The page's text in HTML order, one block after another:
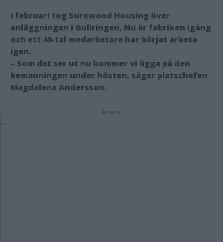
I februari tog Surewood Housing över
anläggningen i Gullringen. Nu är fabriken igång
och ett 40-tal medarbetare har börjat arbeta
igen.
– Som det ser ut nu kommer vi ligga på den
bemanningen under hösten, säger platschefen
Magdalena Andersson.
Annons: